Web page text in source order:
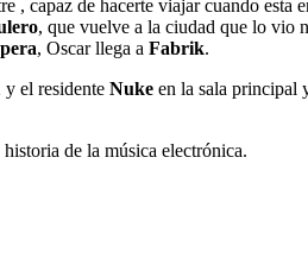
, capaz de hacerte viajar cuando esta
, que vuelve a la ciudad que lo vio
, Oscar llega a Fabrik.
y el residente Nuke en la sala principal
de la música electrónica.